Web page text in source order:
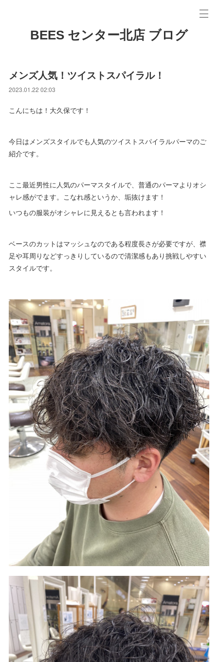
BEES センター北店 ブログ
メンズ人気！ツイストスパイラル！
2023.01.22 02:03
こんにちは！大久保です！
今日はメンズスタイルでも人気のツイストスパイラルパーマのご
紹介です。
ここ最近男性に人気のパーマスタイルで、普通のパーマよりオシ
ャレ感がでます。こなれ感というか、垢抜けます！
いつもの服装がオシャレに見えるとも言われます！
ベースのカットはマッシュなのである程度長さが必要ですが、襟
足や耳周りなどすっきりしているので清潔感もあり挑戦しやすい
スタイルです。